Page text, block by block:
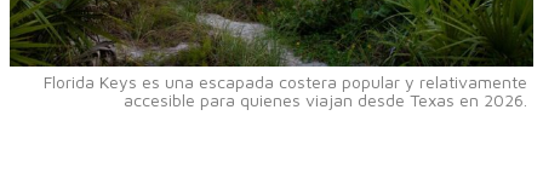
Florida Keys es una escapada costera popular y relativamente
accesible para quienes viajan desde Texas en 2026.